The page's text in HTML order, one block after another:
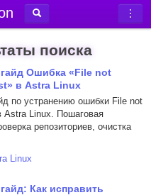
поиска
Ошибка «File not
в Astra Linux
по устранению ошибки File not
Astra Linux. Пошаговая
репозиториев, очистка
Linux
Как исправить